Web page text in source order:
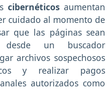
cibernéticosaumentan
cuidado al momento de
que las páginas sean
un buscador
archivos sospechosos
y realizar pagos
autorizados como